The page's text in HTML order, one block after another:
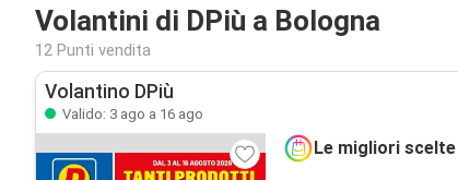
Volantini di DPiù a Bologna
12 Punti vendita
Volantino DPiù
Valido: 3 ago a 16 ago
Le migliori scelte